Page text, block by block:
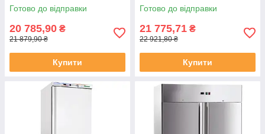
Готово до відправки
20 785,90 ₴
21 879,90 ₴
Купити
Готово до відправки
21 775,71 ₴
22 921,80 ₴
Купити